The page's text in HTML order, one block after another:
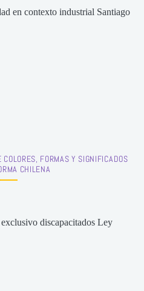
FORMAS Y SIGNIFICADOS
CHILENA